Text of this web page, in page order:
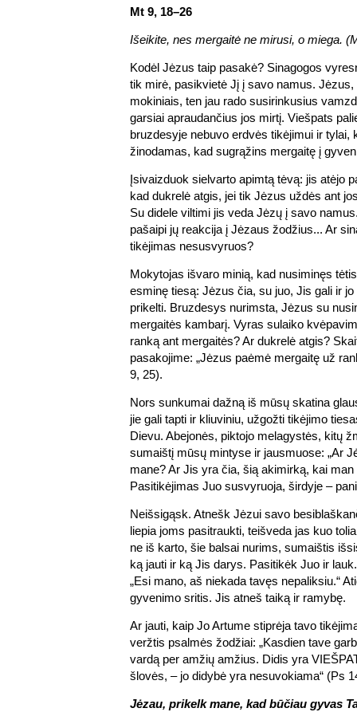
Mt 9, 18–26
Išeikite, nes mergaitė ne mirusi, o miega.
Kodėl Jėzus taip pasakė? Sinagogos
tik mirė, pasikvietė Jį į savo namus.
mokiniais, ten jau rado susirinkusius
garsiai apraudančius jos mirtį. Viešpats
bruzdesyje nebuvo erdvės tikėjimui ir tylai,
žinodamas, kad sugrąžins mergaitę į
Įsivaizduok sielvarto apimtą tėvą: jis atėjo
kad dukrelė atgis, jei tik Jėzus uždės ant
Su didele viltimi jis veda Jėzų į savo
pašaipi jų reakcija į Jėzaus žodžius... Ar
tikėjimas nesusvyruos?
Mokytojas išvaro minią, kad nusiminęs
esminę tiesą: Jėzus čia, su juo, Jis gali ir
prikelti. Bruzdesys nurimsta, Jėzus su
mergaitės kambarį. Vyras sulaiko
ranką ant mergaitės? Ar dukrelė atgis?
pasakojime: „Jėzus paėmė mergaitę už
9, 25).
Nors sunkumai dažną iš mūsų skatina
jie gali tapti ir kliuviniu, užgožti tikėjimo
Dievu. Abejonės, piktojo melagystės, kitų
sumaištį mūsų mintyse ir jausmuose: „Ar
mane? Ar Jis yra čia, šią akimirką, kai man
Pasitikėjimas Juo susvyruoja, širdyje –
Neišsigąsk. Atnešk Jėzui savo
liepia joms pasitraukti, teišveda jas kuo
ne iš karto, šie balsai nurims, sumaištis
ką jauti ir ką Jis darys. Pasitikėk Juo ir
„Esi mano, aš niekada tavęs nepaliksiu.“
gyvenimo sritis. Jis atneš taiką ir ramybę.
Ar jauti, kaip Jo Artume stiprėja tavo
veržtis psalmės žodžiai: „Kasdien tave
vardą per amžių amžius. Didis yra
šlovės, – jo didybė yra nesuvokiama“ (Ps
Jėzau, prikelk mane, kad būčiau gyvas